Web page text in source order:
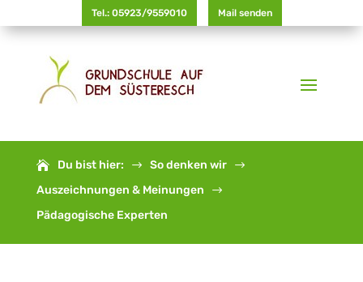
Tel.: 05923/9559010 Mail senden
Du bist hier: $ So denken wir $
Auszeichnungen & Meinungen $
Pädagogische Experten